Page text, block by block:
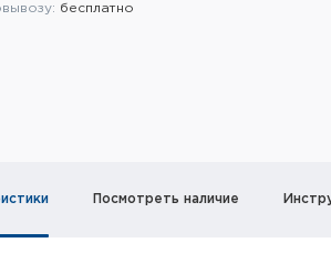
бесплатно
Посмотреть наличие